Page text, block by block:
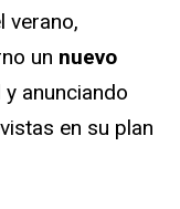
verano,
un nuevo
y anunciando
en su plan